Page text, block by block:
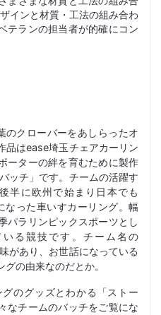
インと材質・工法の組み合わ
テランの担当者が的確にコン
のクローバーをあしらったオ
品はease埼玉チェアカーリン
ーターの絆を育むために製作
ッチ」です。チームの活躍す
半に欧州で始まり日本でも
った車いすカーリング。幅
パラリンピックスポーツとし
る競技です。チーム名の
があり、お世話になっている
の由来なのだとか。
のグッズとわかる「ストー
なチームのバッチをご覧にな